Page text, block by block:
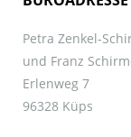
Petra Zenkel-
und Franz
Erlenweg 7
96328 Küps